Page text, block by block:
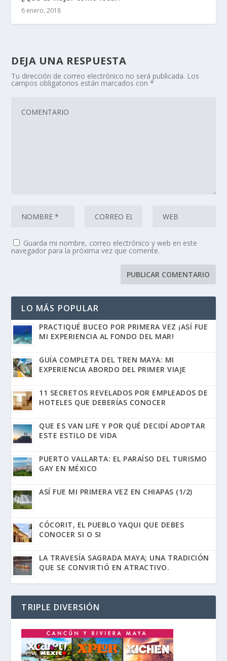
6 enero, 2018
DEJA UNA RESPUESTA
Tu dirección de correo electrónico no será publicada. Los
campos obligatorios están marcados con*
Guarda mi nombre, correo electrónico y web en este
navegador para la próxima vez que comente.
LO MÁS POPULAR
PRACTIQUÉ BUCEO POR PRIMERA VEZ ¡ASÍ FUE
MI EXPERIENCIA AL FONDO DEL MAR!
GUÍA COMPLETA DEL TREN MAYA: MI
EXPERIENCIA ABORDO DEL PRIMER VIAJE
11 SECRETOS REVELADOS POR EMPLEADOS DE
HOTELES QUE DEBERÍAS CONOCER
QUE ES VAN LIFE Y POR QUÉ DECIDÍ ADOPTAR
ESTE ESTILO DE VIDA
PUERTO VALLARTA: EL PARAÍSO DEL TURISMO
GAY EN MÉXICO
ASÍ FUE MI PRIMERA VEZ EN CHIAPAS (1/2)
CÓCORIT, EL PUEBLO YAQUI QUE DEBES
CONOCER SI O SI
LA TRAVESÍA SAGRADA MAYA; UNA TRADICIÓN
QUE SE CONVIRTIÓ EN ATRACTIVO.
TRIPLE DIVERSIÓN